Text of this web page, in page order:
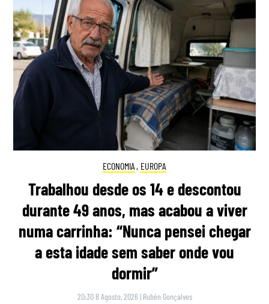
ECONOMIA , EUROPA
Trabalhou desde os 14 e descontou
durante 49 anos, mas acabou a viver
numa carrinha: “Nunca pensei chegar
a esta idade sem saber onde vou
dormir”
20:30 8 Agosto, 2026 | Rubén Gonçalves